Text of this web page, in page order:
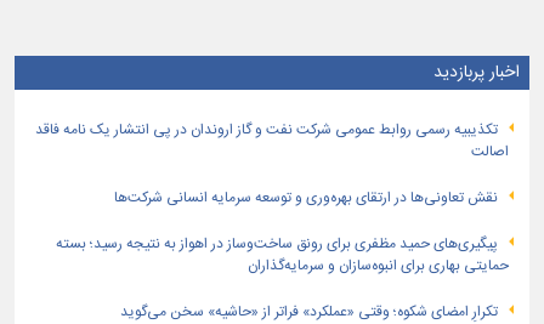
اخبار پربازدید
تكذیبیه رسمی روابط عمومی شركت نفت و گاز اروندان در پی انتشار یک نامه فاقد
اصالت
نقش تعاونی‌ها در ارتقای بهره‌وری و توسعه سرمایه انسانی شرکت‌ها
پیگیری‌های حمید مظفری برای رونق ساخت‌وساز در اهواز به نتیجه رسید؛ بسته
حمایتی بهاری برای انبوه‌سازان و سرمایه‌گذاران
تکرارِ امضای شکوه؛ وقتی «عملکرد» فراتر از «حاشیه» سخن می‌گوید